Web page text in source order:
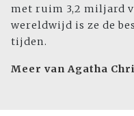
met ruim 3,2 miljard
wereldwijd is ze de
tijden.
Meer van Agatha